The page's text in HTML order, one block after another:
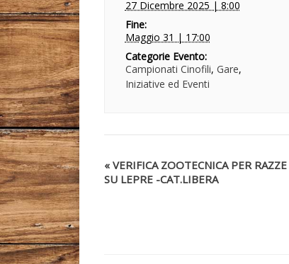
27 Dicembre 2025 | 8:00
Fine:
Maggio 31 | 17:00
Categorie Evento:
Campionati Cinofili, Gare,
Iniziative ed Eventi
« VERIFICA ZOOTECNICA PER
SU LEPRE -CAT.LIBERA